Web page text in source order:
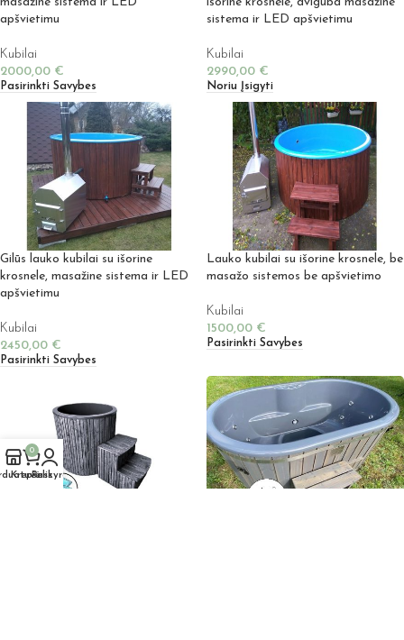
apšvietimu
Kubilai
2000,00 €
Pasirinkti Savybes
sistema ir LED apšvietimu
Kubilai
2990,00 €
Noriu Įsigyti
Gilūs lauko kubilai su išorine
krosnele, masažine sistema ir LED
apšvietimu
Kubilai
2450,00 €
Pasirinkti Savybes
Lauko kubilai su išorine krosnele, be
masažo sistemos be apšvietimo
Kubilai
1500,00 €
Pasirinkti Savybes
0
Krepšelis
Paskyra